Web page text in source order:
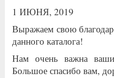
1 ИЮНЯ, 2019
Выражаем свою
данного каталога!
Нам очень важна ваши
Большое спасибо вам,